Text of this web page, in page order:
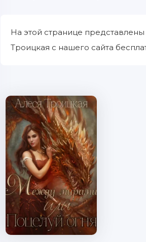
На этой странице
Троицкая с нашего сайта